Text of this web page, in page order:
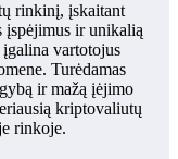
rinkinį, įskaitant
įspėjimus ir unikalią
vartotojus
Turėdamas
ir mažą įėjimo
kriptovaliutų
rinkoje.